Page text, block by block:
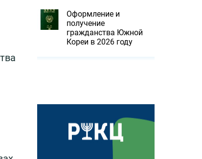
Оформление и
получение
гражданства Южной
Кореи в 2026 году